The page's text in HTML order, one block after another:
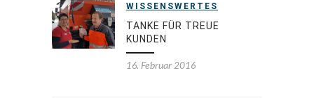
WISSENSWERTES
TANKE FÜR TREUE
KUNDEN
16. Februar 2016